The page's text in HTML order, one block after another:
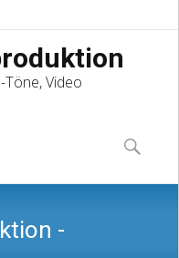
Video
to
content
Suchen
nach:
-